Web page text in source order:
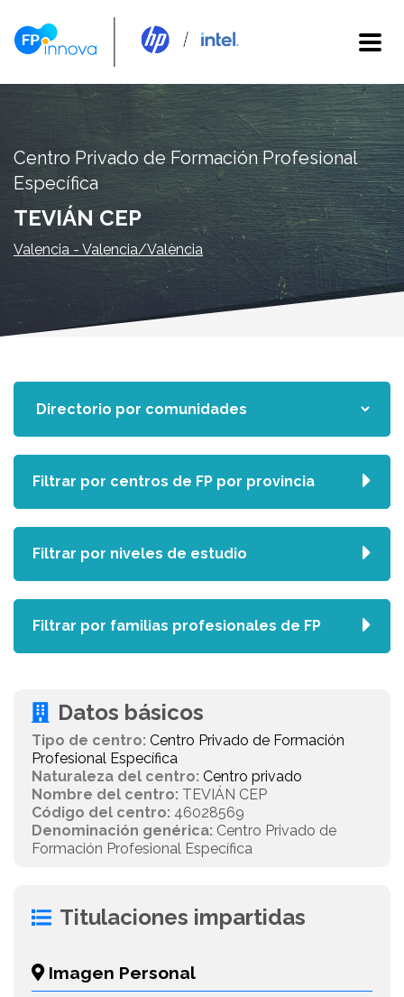
Centro Privado de Formación Profesional
Específica
TEVIÁN CEP
Valencia - Valencia/València
Datos básicos
Tipo de centro: Centro Privado de Formación
Profesional Específica
Naturaleza del centro: Centro privado
Nombre del centro: TEVIÁN CEP
Código del centro: 46028569
Denominación genérica: Centro Privado de
Formación Profesional Específica
Titulaciones impartidas
Imagen Personal
Filtrar por centros de FP por provincia
Filtrar por niveles de estudio
Filtrar por familias profesionales de FP